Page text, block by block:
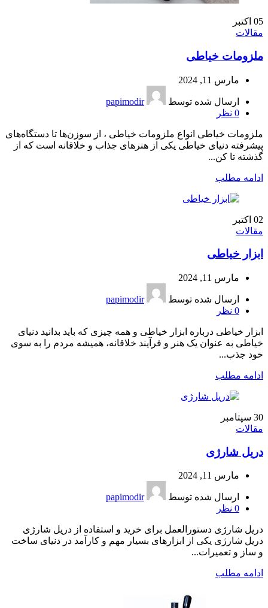
05 اکتبر
مقالات
ملزومات خیاطی
مارس 11, 2024
ارسال شده توسط
papimodir
0 نظر
ملزومات خیاطی انواع ملزومات خیاطی ، از سوزن‌ها تا دستگاه‌های
پیشرفته دنیای خیاطی یکی از هنرهای جذاب و خلاقانه است که از
گذشته تا کن...
ادامه مطلب
02 اکتبر
مقالات
ابزار خیاطی
مارس 11, 2024
ارسال شده توسط
papimodir
0 نظر
ابزار خیاطی درباره ابزار خیاطی و همه چیزی که باید بدانید دنیای
خیاطی به عنوان یک هنر و فرآیند خلاقانه، همیشه مردم را به سوی
خود جذب...
ادامه مطلب
30 سپتامبر
مقالات
دریل شارژی
مارس 11, 2024
ارسال شده توسط
papimodir
0 نظر
دریل شارژی دستورالعمل برای خرید و استفاده از دریل شارژی
دریل شارژی یکی از ابزارهای بسیار مهم و کارآمد در دنیای ساخت
و ساز و تعمیرات...
ادامه مطلب